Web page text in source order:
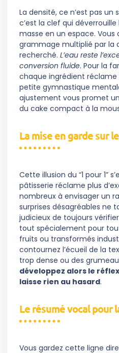
La densité, ce n’est pas
c’est la clef qui
masse en un espace. Vous
grammage multiplié par la
recherché. L’eau reste
conversion fluide. Pour la
chaque ingrédient réclame
petite gymnastique
ajustement vous promet
du cake compact à la
La mise en garde sur
Cette illusion du “1 pour 1”
pâtisserie réclame plus
nombreux à envisager un
surprises désagréables ne
judicieux de toujours
tout spécialement pour
fruits ou transformés
contournez l’écueil de la
trop dense ou des
développez alors le
laisse rien au hasard.
Le résumé vocal pour
Vous gardez cette ligne